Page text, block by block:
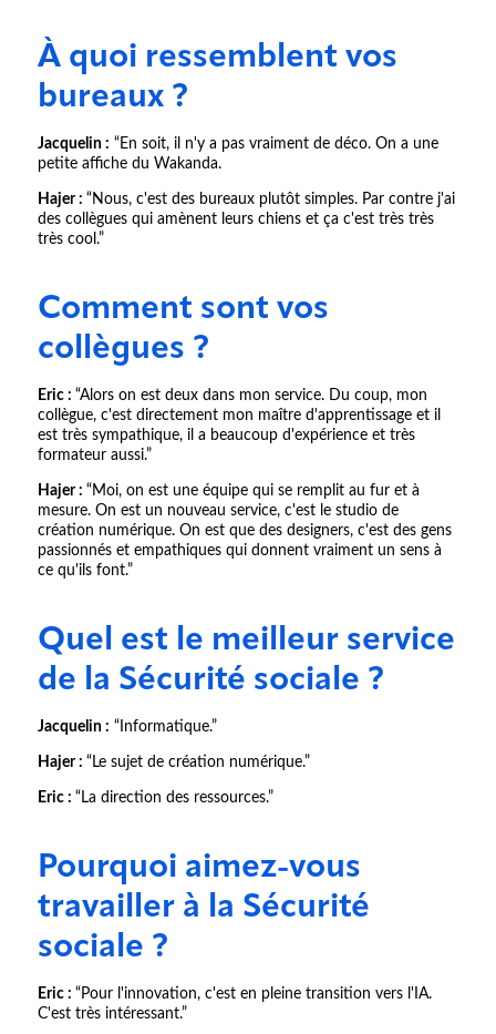
À quoi ressemblent vos
bureaux ?
Jacquelin : “En soit, il n'y a pas vraiment de déco. On a une
petite affiche du Wakanda.
Hajer : “Nous, c'est des bureaux plutôt simples. Par contre j'ai
des collègues qui amènent leurs chiens et ça c'est très très
très cool.”
Comment sont vos
collègues ?
Eric : “Alors on est deux dans mon service. Du coup, mon
collègue, c'est directement mon maître d'apprentissage et il
est très sympathique, il a beaucoup d'expérience et très
formateur aussi.”
Hajer : “Moi, on est une équipe qui se remplit au fur et à
mesure. On est un nouveau service, c'est le studio de
création numérique. On est que des designers, c'est des gens
passionnés et empathiques qui donnent vraiment un sens à
ce qu'ils font.”
Quel est le meilleur service
de la Sécurité sociale ?
Jacquelin : “Informatique.”
Hajer : “Le sujet de création numérique.”
Eric : “La direction des ressources.”
Pourquoi aimez-vous
travailler à la Sécurité
sociale ?
Eric : “Pour l'innovation, c'est en pleine transition vers l'IA.
C'est très intéressant.”